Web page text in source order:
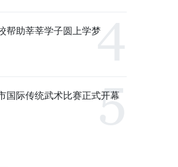
帮助莘莘学子圆上学梦
国际传统武术比赛正式开幕